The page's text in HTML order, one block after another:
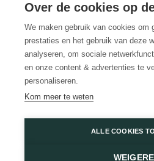
Over ons
Wini’s
Plattegrond
Diensten
Promoties
Huur een winkel
Veelgestelde vragen
Wijnegem Shopping Center
Over de cookies op
We maken gebruik van cookies om
prestaties en het gebruik van deze
analyseren, om sociale
en onze content & advertenties te
personaliseren.
Kom meer te weten
ALLE COOKIES